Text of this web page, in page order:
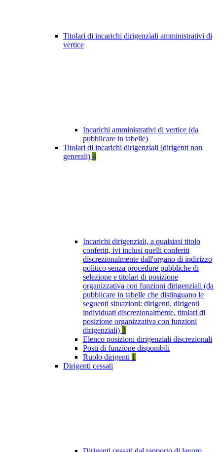
Titolari di incarichi dirigenziali amministrativi di
vertice
Incarichi amministrativi di vertice (da
pubblicare in tabelle)
Titolari di incarichi dirigenziali (dirigenti non
generali) 4
Incarichi dirigenziali, a qualsiasi titolo
conferiti, ivi inclusi quelli conferiti
discrezionalmente dall'organo di indirizzo
politico senza procedure pubbliche di
selezione e titolari di posizione
organizzativa con funzioni dirigenziali (da
pubblicare in tabelle che distinguano le
seguenti situazioni: dirigenti, dirigenti
individuati discrezionalmente, titolari di
posizione organizzativa con funzioni
dirigenziali) 3
Elenco posizioni dirigenziali discrezionali
Posti di funzione disponibili
Ruolo dirigenti 1
Dirigenti cessati